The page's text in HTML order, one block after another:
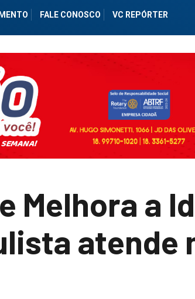
FALE CONOSCO VC REPÓRTER
Melhora a
atende